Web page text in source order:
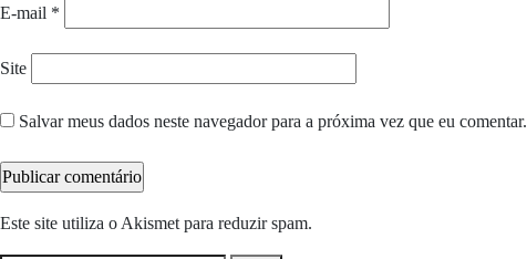
E-mail *
Site
Salvar meus dados neste navegador para a próxima vez que eu comentar.
Este site utiliza o Akismet para reduzir spam.